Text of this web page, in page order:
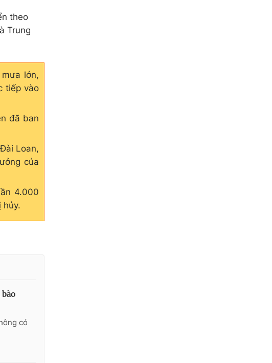
theo
Trung
lớn,
tiếp vào
đã ban
Loan,
của
4.000
hủy.
có